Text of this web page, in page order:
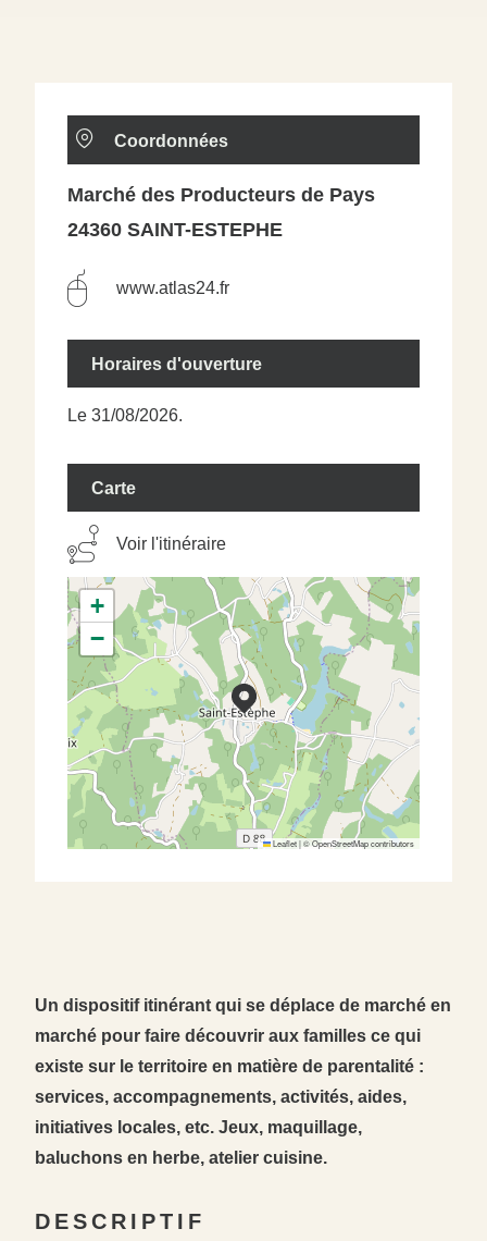
Un dispositif itinérant qui se déplace de marché en
marché pour faire découvrir aux familles ce qui
existe sur le territoire en matière de parentalité :
services, accompagnements, activités, aides,
initiatives locales, etc. Jeux, maquillage,
baluchons en herbe, atelier cuisine.
DESCRIPTIF
Coordonnées
Marché des Producteurs de Pays
24360 SAINT-ESTEPHE
www.atlas24.fr
Horaires d'ouverture
Le 31/08/2026.
Carte
Voir l'itinéraire
+
−
Leaflet|©OpenStreetMapcontributors